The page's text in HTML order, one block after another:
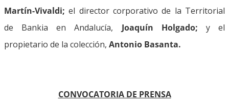
Martín-Vivaldi;el director corporativo de la Territorial
de Bankia en Andalucía, Joaquín Holgado; y el
propietario de la colección, Antonio Basanta.
CONVOCATORIA DE PRENSA